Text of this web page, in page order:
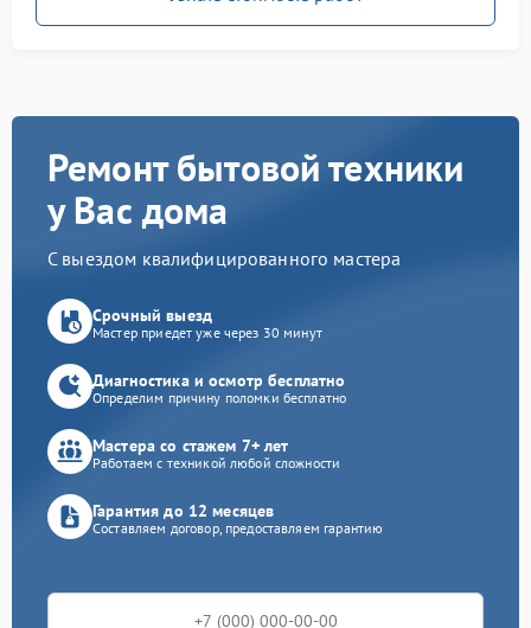
Ремонт бытовой техники
у Вас дома
С выездом квалифицированного мастера
Срочный выезд
Мастер приедет уже через 30 минут
Диагностика и осмотр бесплатно
Определим причину поломки бесплатно
Мастера со стажем 7+ лет
Работаем с техникой любой сложности
Гарантия до 12 месяцев
Составляем договор, предоставляем гарантию